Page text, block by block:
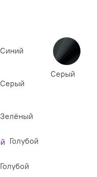
Синий
Серый
Зелёный
Голубой
Голубой
Серый